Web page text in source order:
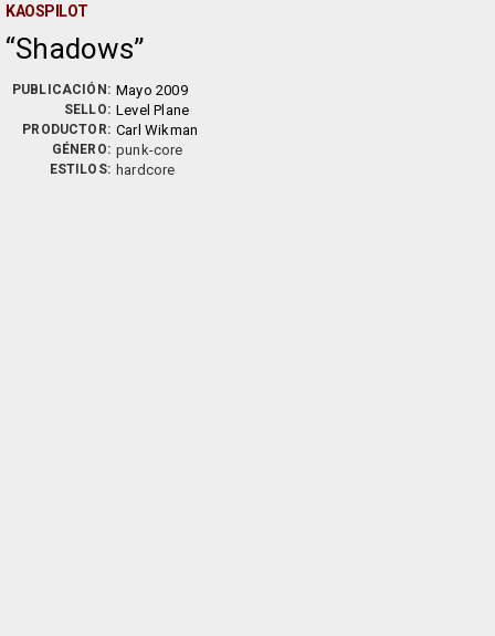
KAOSPILOT
Shadows
PUBLICACIÓN: Mayo 2009
SELLO: Level Plane
PRODUCTOR: Carl Wikman
GÉNERO: punk-core
ESTILOS: hardcore